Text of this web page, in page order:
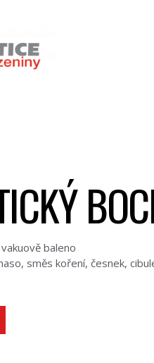
baleno
směs koření, česnek,